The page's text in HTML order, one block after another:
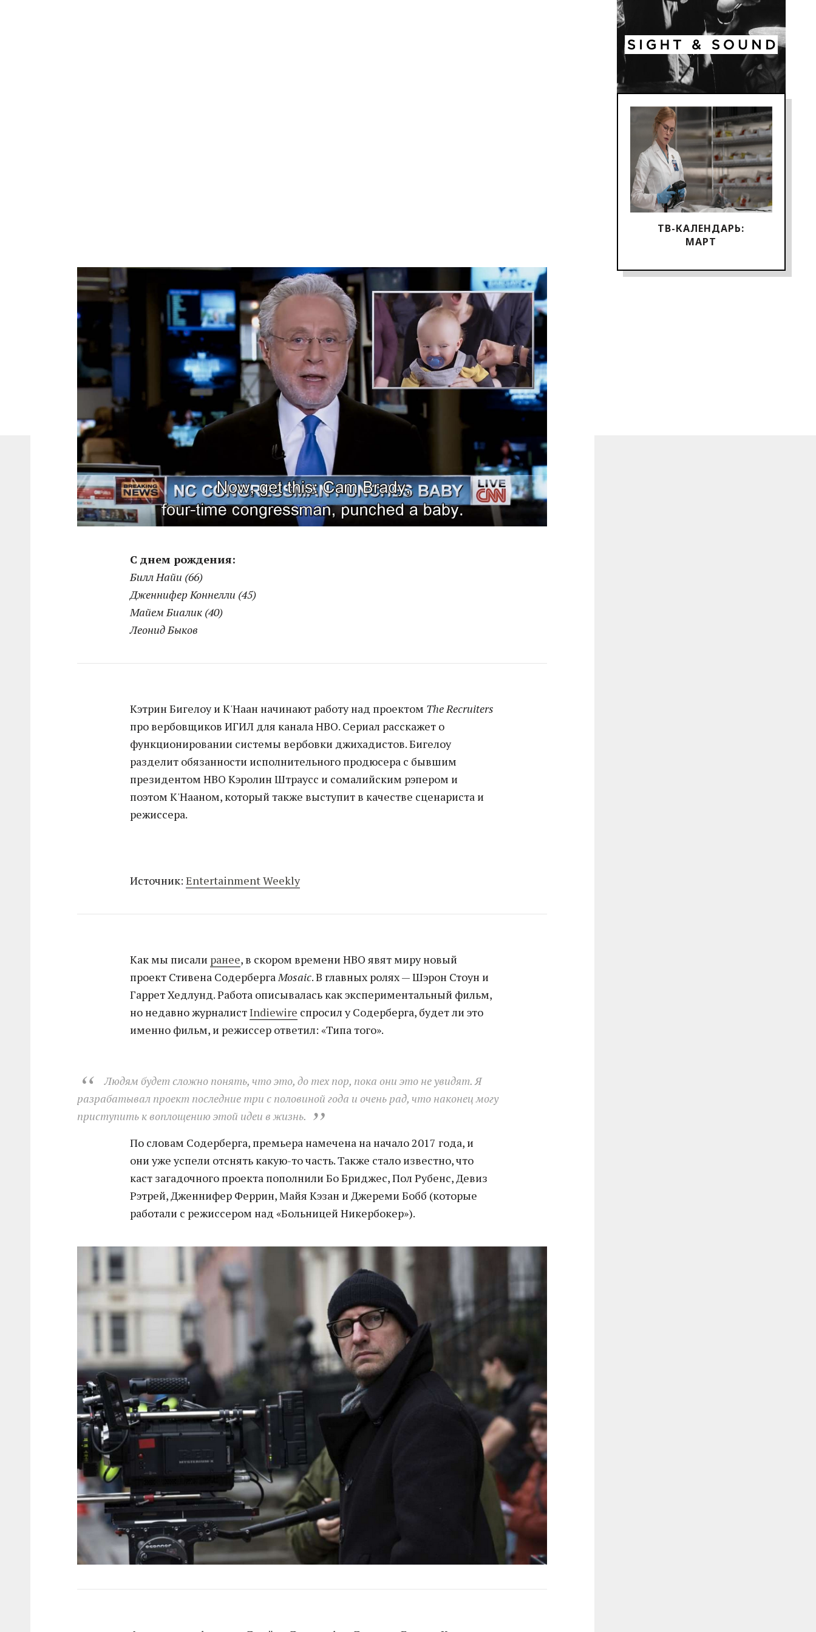
ТВ-КАЛЕНДАРЬ:
МАРТ
С днем рождения:
Билл Найи (66)
Дженнифер Коннелли (45)
Майем Биалик (40)
Леонид Быков
Кэтрин Бигелоу и К'Наан начинают работу над проектом The Recruiters
про вербовщиков ИГИЛ для канала HBO. Сериал расскажет о
функционировании системы вербовки джихадистов. Бигелоу
разделит обязанности исполнительного продюсера с бывшим
президентом HBO Кэролин Штраусс и сомалийским рэпером и
поэтом К'Нааном, который также выступит в качестве сценариста и
режиссера.
Источник:Entertainment Weekly
Как мы писали ранее, в скором времени HBO явят миру новый
проект Стивена СодербергаMosaic. В главных ролях — Шэрон Стоун и
Гаррет Хедлунд. Работа описывалась как экспериментальный фильм,
но недавно журналистIndiewire спросил у Содерберга, будет ли это
именно фильм, и режиссер ответил: «Типа того».
Людям будет сложно понять, что это, до тех пор, пока они это не увидят. Я
разрабатывал проект последние три с половиной года и очень рад, что наконец могу
приступить к воплощению этой идеи в жизнь.
По словам Содерберга, премьера намечена на начало 2017 года, и
они уже успели отснять какую-то часть. Также стало известно, что
каст загадочного проекта пополнили Бо Бриджес, Пол Рубенс, Девиз
Рэтрей, Дженнифер Феррин, Майя Кэзан и Джереми Бобб (которые
работали с режиссером над «Больницей Никербокер»).